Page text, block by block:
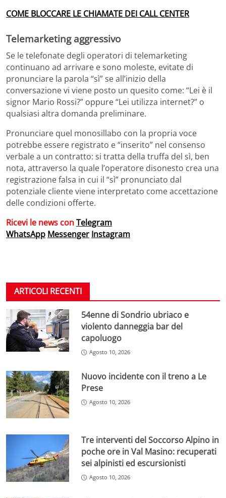
COME BLOCCARE LE CHIAMATE DEI CALL CENTER
Telemarketing aggressivo
Se le telefonate degli operatori di telemarketing
continuano ad arrivare e sono moleste, evitate di
pronunciare la parola “sì” se all’inizio della
conversazione vi viene posto un quesito come: “Lei è il
signor Mario Rossi?” oppure “Lei utilizza internet?” o
qualsiasi altra domanda preliminare.
Pronunciare quel monosillabo con la propria voce
potrebbe essere registrato e “inserito” nel consenso
verbale a un contratto: si tratta della truffa del sì, ben
nota, attraverso la quale l’operatore disonesto crea una
registrazione falsa in cui il “sì” pronunciato dal
potenziale cliente viene interpretato come accettazione
delle condizioni offerte.
Ricevi le news conTelegram
WhatsApp Messenger Instagram
ARTICOLI RECENTI
54enne di Sondrio ubriaco e
violento danneggia bar del
capoluogo
Agosto 10, 2026
Nuovo incidente con il treno a Le
Prese
Agosto 10, 2026
Tre interventi del Soccorso Alpino in
poche ore in Val Masino: recuperati
sei alpinisti ed escursionisti
Agosto 10, 2026